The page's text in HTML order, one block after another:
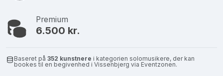
Premium
6.500 kr.
Baseret på 352 kunstnere i kategorien solomusikere, der kan
bookes til en begivenhed i Vissenbjerg via Eventzonen.